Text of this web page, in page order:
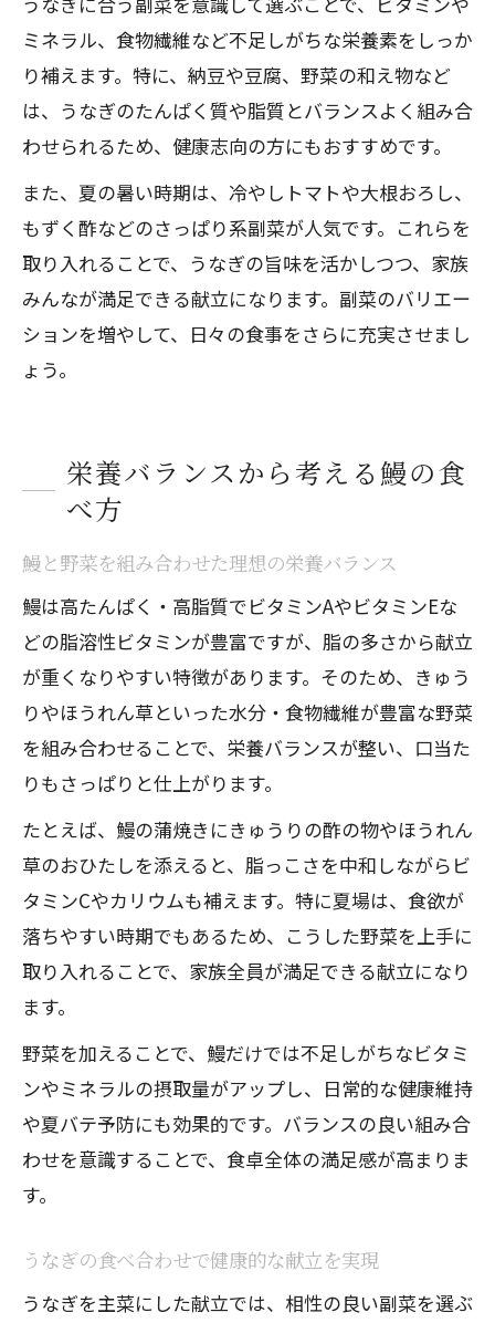
ミネラル、食物繊維など不足しがちな栄養素をしっか
り補えます。特に、納豆や豆腐、野菜の和え物など
は、うなぎのたんぱく質や脂質とバランスよく組み合
わせられるため、健康志向の方にもおすすめです。
また、夏の暑い時期は、冷やしトマトや大根おろし、
もずく酢などのさっぱり系副菜が人気です。これらを
取り入れることで、うなぎの旨味を活かしつつ、家族
みんなが満足できる献立になります。副菜のバリエー
ションを増やして、日々の食事をさらに充実させまし
ょう。
栄養バランスから考える鰻の食
べ方
鰻と野菜を組み合わせた理想の栄養バランス
鰻は高たんぱく・高脂質でビタミンAやビタミンEな
どの脂溶性ビタミンが豊富ですが、脂の多さから献立
が重くなりやすい特徴があります。そのため、きゅう
りやほうれん草といった水分・食物繊維が豊富な野菜
を組み合わせることで、栄養バランスが整い、口当た
りもさっぱりと仕上がります。
たとえば、鰻の蒲焼きにきゅうりの酢の物やほうれん
草のおひたしを添えると、脂っこさを中和しながらビ
タミンCやカリウムも補えます。特に夏場は、食欲が
落ちやすい時期でもあるため、こうした野菜を上手に
取り入れることで、家族全員が満足できる献立になり
ます。
野菜を加えることで、鰻だけでは不足しがちなビタミ
ンやミネラルの摂取量がアップし、日常的な健康維持
や夏バテ予防にも効果的です。バランスの良い組み合
わせを意識することで、食卓全体の満足感が高まりま
す。
うなぎの食べ合わせで健康的な献立を実現
うなぎを主菜にした献立では、相性の良い副菜を選ぶ